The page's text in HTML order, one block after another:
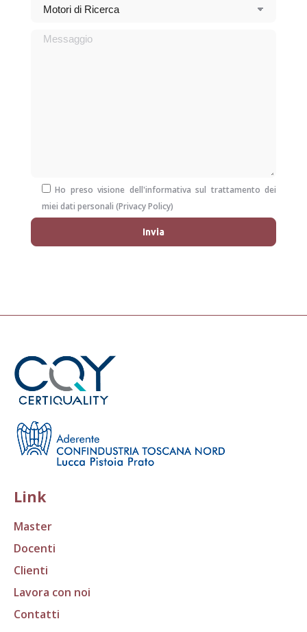
Ho preso visione dell'informativa sul trattamento dei
miei dati personali (Privacy Policy)
Link
Master
Docenti
Clienti
Lavora con noi
Contatti